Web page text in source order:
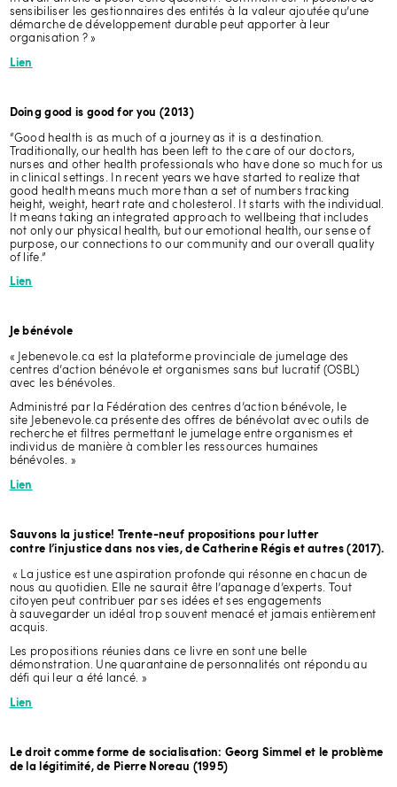
tendances et nouvelles technologies. Elle s’intéresse particulièrement
aux influences des nouvelles technologies de la communication sur la
société.
En savoir plus
Vendredi 28 mai
2021: Déconstruire certains de
nos préjugés pour agir en
faveur d'une transformation
sociale
Horaire de la journée
8H45 - Ouvrir les opportunités de réparation grâce à l’approche non
substitutive belge, par Antonio Buonatesta
sensibiliser les gestionnaires des entités à la valeur ajoutée qu’une
démarche de développement durable peut apporter à leur
organisation ? »
Lien
Doing good is good for you (2013)
“Good health is as much of a journey as it is a destination.
Traditionally, our health has been left to the care of our doctors,
nurses and other health professionals who have done so much for us
in clinical settings. In recent years we have started to realize that
good health means much more than a set of numbers tracking
height, weight, heart rate and cholesterol. It starts with the individual.
It means taking an integrated approach to wellbeing that includes
not only our physical health, but our emotional health, our sense of
purpose, our connections to our community and our overall quality
of life.”
Lien
Je bénévole
« Jebenevole.ca est la plateforme provinciale de jumelage des
centres d’action bénévole et organismes sans but lucratif (OSBL)
avec les bénévoles.
Administré par la Fédération des centres d’action bénévole, le
site Jebenevole.ca présente des offres de bénévolat avec outils de
recherche et filtres permettant le jumelage entre organismes et
individus de manière à combler les ressources humaines
bénévoles. »
Lien
Sauvons la justice! Trente-neuf propositions pour lutter
contre l’injustice dans nos vies, de Catherine Régis et autres (2017).
« La justice est une aspiration profonde qui résonne en chacun de
nous au quotidien. Elle ne saurait être l’apanage d’experts. Tout
citoyen peut contribuer par ses idées et ses engagements
à sauvegarder un idéal trop souvent menacé et jamais entièrement
acquis.
Les propositions réunies dans ce livre en sont une belle
démonstration. Une quarantaine de personnalités ont répondu au
défi qui leur a été lancé. »
Lien
Le droit comme forme de socialisation: Georg Simmel et le problème
de la légitimité, de Pierre Noreau (1995)